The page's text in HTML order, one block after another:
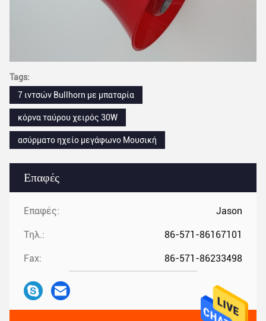
Επαφές
Επαφές: Jason
Τηλ.: 86-571-86167101
Fax: 86-571-86233498
Tags:
7 ιντσών Bullhorn με μπαταρία
κόρνα ταύρου χειρός 30W
ασύρματο ηχείο μεγάφωνο Μουσική